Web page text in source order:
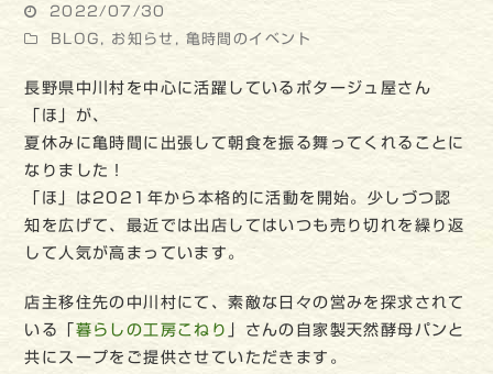
2022/07/30
BLOG , お知らせ , 亀時間のイベント
長野県中川村を中心に活躍しているポタージュ屋さん
「ほ」が、
夏休みに亀時間に出張して朝食を振る舞ってくれることに
なりました！
「ほ」は2021年から本格的に活動を開始。少しづつ認
知を広げて、最近では出店してはいつも売り切れを繰り返
して人気が高まっています。
店主移住先の中川村にて、素敵な日々の営みを探求されて
いる「 暮らしの工房こねり
」さんの自家製天然酵母パンと
共にスープをご提供させていただきます。